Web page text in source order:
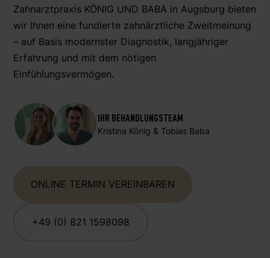
Zahnarztpraxis KÖNIG UND BABA in Augsburg bieten
wir Ihnen eine fundierte zahnärztliche Zweitmeinung
– auf Basis modernster Diagnostik, langjähriger
Erfahrung und mit dem nötigen
Einfühlungsvermögen.
IHR BEHANDLUNGSTEAM
Kristina König & Tobias Baba
ONLINE TERMIN VEREINBAREN
+49 (0) 821 1598098